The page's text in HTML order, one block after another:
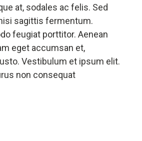
at, sodales ac felis. Sed
sagittis fermentum.
feugiat porttitor. Aenean
eget accumsan et,
Vestibulum et ipsum elit.
non consequat